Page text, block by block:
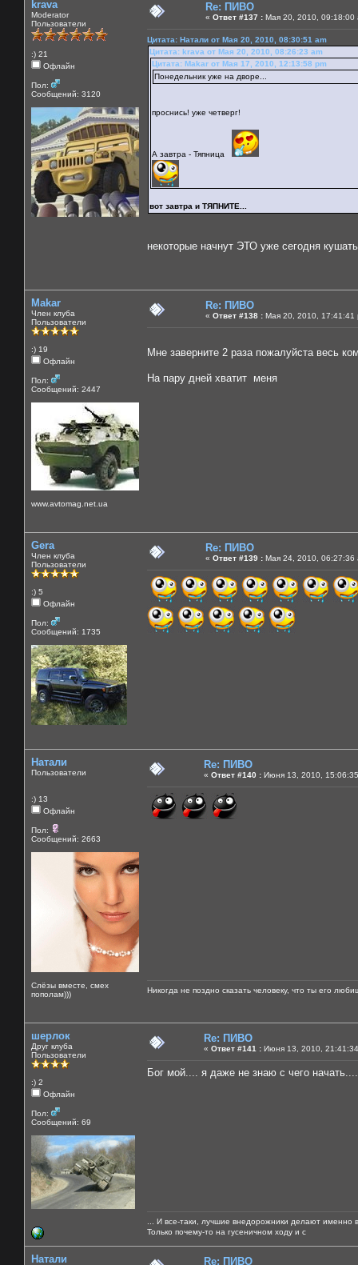
krava
Moderator
Пользователи
:) 21
Офлайн
Пол:
Сообщений: 3120
Re: ПИВО
« Ответ #137 : Мая 20, 2010, 09:18:00
Цитата: Натали от Мая 20, 2010, 08:30:51 am
Цитата: krava от Мая 20, 2010, 08:26:23 am
Цитата: Makar от Мая 17, 2010, 12:13:58 pm
Понедельник уже на дворе...
проснись! уже четверг!
А завтра - Тяпница
вот завтра и ТЯПНИТЕ...
некоторые начнут ЭТО уже сегодня
Makar
Член клуба
Пользователи
:) 19
Офлайн
Пол:
Сообщений: 2447
www.avtomag.net.ua
Re: ПИВО
« Ответ #138 : Мая 20, 2010, 17:41:41
Мне заверните 2 раза пожалуйста весь
На пару дней хватит меня
Gera
Член клуба
Пользователи
:) 5
Офлайн
Пол:
Сообщений: 1735
Re: ПИВО
« Ответ #139 : Мая 24, 2010, 06:27:36
Натали
Пользователи
:) 13
Офлайн
Пол:
Сообщений: 2663
Слёзы вместе, смех
пополам)))
Re: ПИВО
« Ответ #140 : Июня 13, 2010,
Никогда не поздно сказать человеку, что ты его
шерлок
Друг клуба
Пользователи
:) 2
Офлайн
Пол:
Сообщений: 69
Re: ПИВО
« Ответ #141 : Июня 13, 2010,
Бог мой.... я даже не знаю с чего
... И все-таки, лучшие внедорожники делают именно
Только почему-то на гусеничном ходу и с
Натали Re: ПИВО